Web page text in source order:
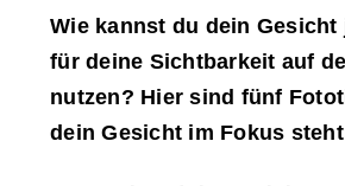
Wie kannst du dein Gesicht
für deine Sichtbarkeit auf
nutzen? Hier sind fünf
dein Gesicht im Fokus